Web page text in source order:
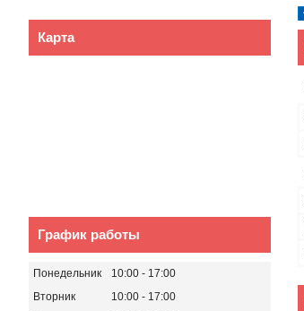
Карта
График работы
Понедельник 10:00
17:00
Вторник
10:00
17:00